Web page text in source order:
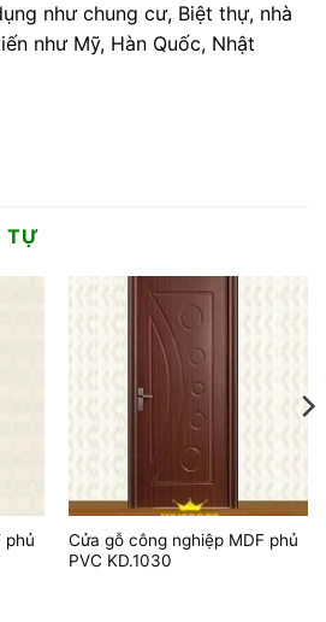
như chung cư, Biệt thự, nhà
như Mỹ, Hàn Quốc, Nhật
TỰ
phủ
Cửa gỗ công nghiệp MDF phủ
PVC KD.1030